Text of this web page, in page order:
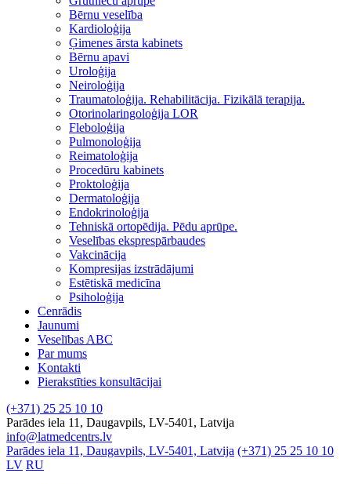
Bērnu veselība
Kardioloģija
Ģimenes ārsta kabinets
Bērnu apavi
Uroloģija
Neiroloģija
Traumatoloģija. Rehabilitācija. Fizikālā terapija.
Otorinolaringoloģija LOR
Fleboloģija
Pulmonoloģija
Reimatoloģija
Procedūru kabinets
Proktoloģija
Dermatoloģija
Endokrinoloģija
Tehniskā ortopēdija. Pēdu aprūpe.
Veselības eksprespārbaudes
Vakcinācija
Kompresijas izstrādājumi
Estētiskā medicīna
Psiholoģija
Cenrādis
Jaunumi
Veselības ABC
Par mums
Kontakti
Pierakstīties konsultācijai
(+371) 25 25 10 10
Parādes iela 11, Daugavpils, LV-5401, Latvija
info@latmedcentrs.lv
Parādes iela 11, Daugavpils, LV-5401, Latvija (+371) 25 25 10 10
LV RU